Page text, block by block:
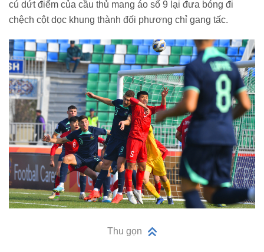
cú dứt điểm của cầu thủ mang áo số 9 lại đưa bóng đi
chệch cột dọc khung thành đối phương chỉ gang tấc.
Thu gọn